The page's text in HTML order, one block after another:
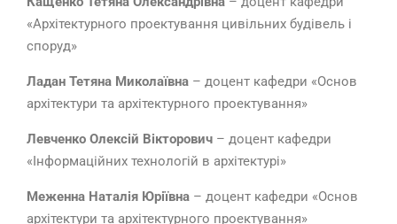
«Архітектурного проектування цивільних будівель і
споруд»
Ладан Тетяна Миколаївна – доцент кафедри «Основ
архітектури та архітектурного проектування»
Левченко Олексій Вікторович – доцент кафедри
«Інформаційних технологій в архітектурі»
Меженна Наталія Юріївна – доцент кафедри «Основ
архітектури та архітектурного проектування»